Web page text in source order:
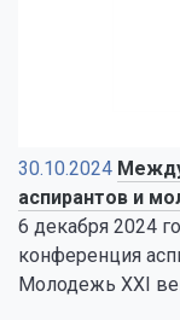
30.10.2024
аспирантов и
6 декабря 2024
конференция
Молодежь XXI